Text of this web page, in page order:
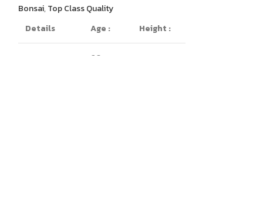
Bonsai, Top Class Quality
Details
Age : Height :
60 years